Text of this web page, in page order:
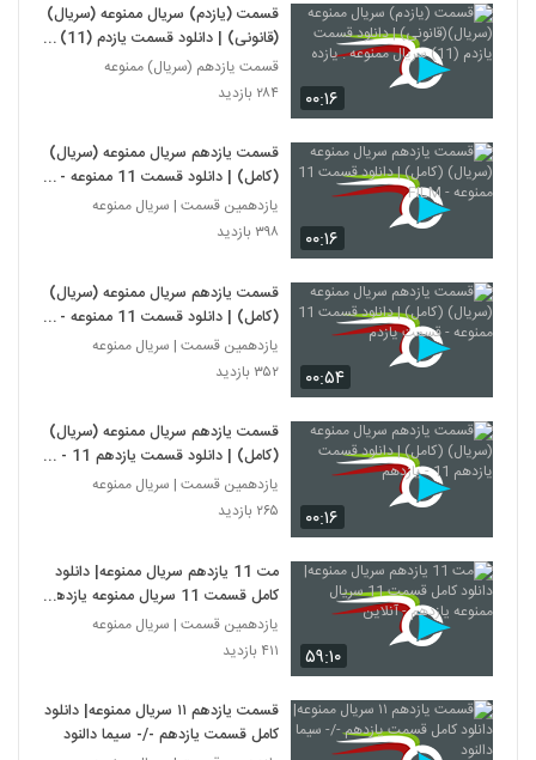
۰۰:۱۶
قسمت (یازدم) سریال ممنوعه (سریال)
(قانونی) | دانلود قسمت یازدم (11)
سریال ممنوعه . یازده
قسمت یازدهم (سریال) ممنوعه
۲۸۴ بازدید
۰۰:۱۶
قسمت یازدهم سریال ممنوعه (سریال)
(کامل) | دانلود قسمت 11 ممنوعه -
FILM
یازدهمین قسمت | سریال ممنوعه
۳۹۸ بازدید
۰۰:۵۴
قسمت یازدهم سریال ممنوعه (سریال)
(کامل) | دانلود قسمت 11 ممنوعه -
قسمت یازدم
یازدهمین قسمت | سریال ممنوعه
۳۵۲ بازدید
۰۰:۱۶
قسمت یازدهم سریال ممنوعه (سریال)
(کامل) | دانلود قسمت یازدهم 11 -
یازدهم
یازدهمین قسمت | سریال ممنوعه
۲۶۵ بازدید
۵۹:۱۰
مت 11 يازدهم سريال ممنوعه| دانلود
کامل قسمت 11 سريال ممنوعه يازدهم
- آنلاین
یازدهمین قسمت | سریال ممنوعه
۴۱۱ بازدید
قسمت یازدهم ۱۱ سریال ممنوعه| دانلود
کامل قسمت یازدهم -/- سیما دالنود